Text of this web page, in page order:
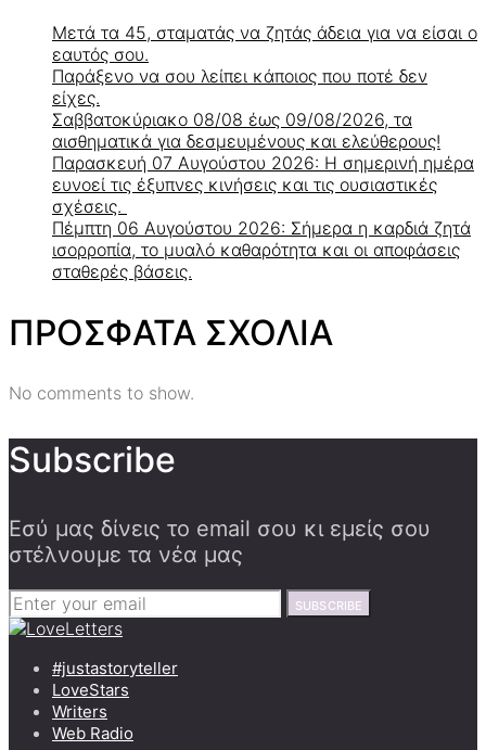
Μετά τα 45, σταματάς να ζητάς άδεια για να είσαι ο
εαυτός σου.
Παράξενο να σου λείπει κάποιος που ποτέ δεν
είχες.
Σαββατοκύριακο 08/08 έως 09/08/2026, τα
αισθηματικά για δεσμευμένους και ελεύθερους!
Παρασκευή 07 Αυγούστου 2026: Η σημερινή ημέρα
ευνοεί τις έξυπνες κινήσεις και τις ουσιαστικές
σχέσεις.
Πέμπτη 06 Αυγούστου 2026: Σήμερα η καρδιά ζητά
ισορροπία, το μυαλό καθαρότητα και οι αποφάσεις
σταθερές βάσεις.
ΠΡΟΣΦΑΤΑ ΣΧΟΛΙΑ
No comments to show.
Subscribe
Εσύ μας δίνεις το email σου κι εμείς σου
στέλνουμε τα νέα μας
SUBSCRIBE
#justastoryteller
LoveStars
Writers
Web Radio